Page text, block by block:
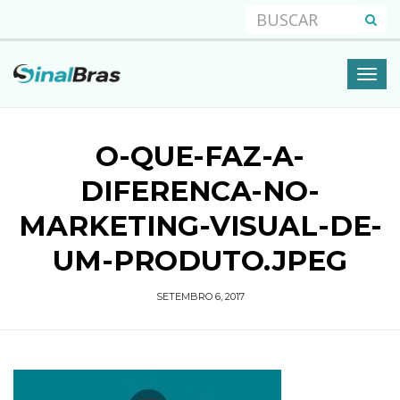
O-QUE-FAZ-A-
DIFERENCA-NO-
MARKETING-VISUAL-DE-
UM-PRODUTO.JPEG
SETEMBRO 6, 2017